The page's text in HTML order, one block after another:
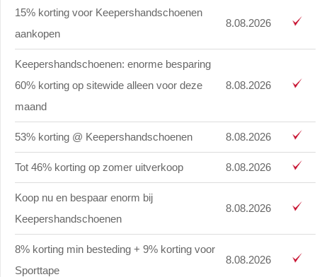
15% korting voor Keepershandschoenen
aankopen
8.08.2026
Keepershandschoenen: enorme besparing
60% korting op sitewide alleen voor deze
maand
8.08.2026
53% korting @ Keepershandschoenen 8.08.2026
Tot 46% korting op zomer uitverkoop 8.08.2026
Koop nu en bespaar enorm bij
Keepershandschoenen
8.08.2026
8% korting min besteding + 9% korting voor
Sporttape
8.08.2026